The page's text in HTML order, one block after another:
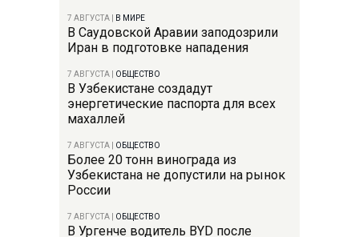
7 АВГУСТА В МИРЕ
В Саудовской Аравии заподозрили
Иран в подготовке нападения
7 АВГУСТА ОБЩЕСТВО
В Узбекистане создадут
энергетические паспорта для всех
махаллей
7 АВГУСТА ОБЩЕСТВО
Более 20 тонн винограда из
Узбекистана не допустили на рынок
России
7 АВГУСТА ОБЩЕСТВО
В Ургенче водитель BYD после